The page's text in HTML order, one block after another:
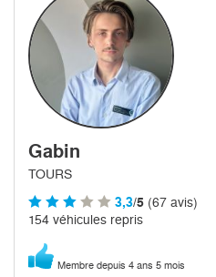
Gabin
TOURS
3,3/5 (67 avis)
154 véhicules repris
Membre depuis 4 ans 5 mois